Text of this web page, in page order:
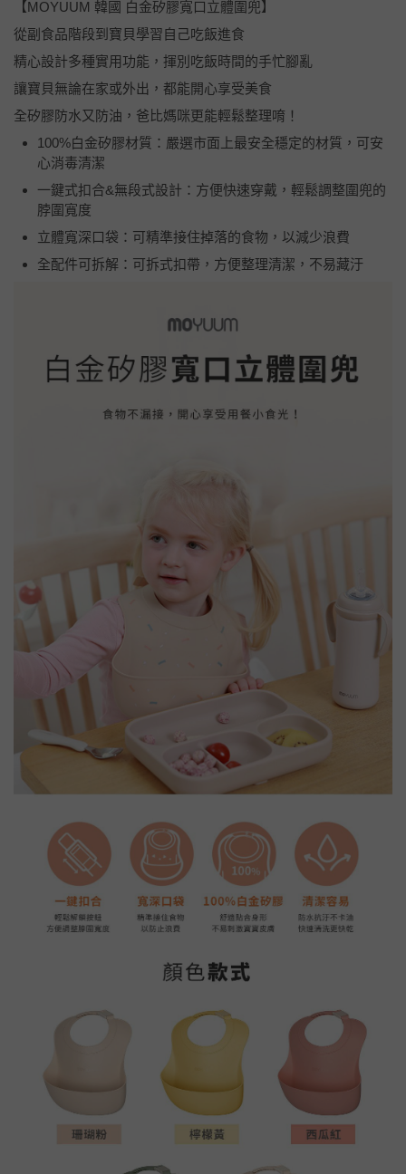
【MOYUUM 韓國 白金矽膠寬口立體圍兜】
從副食品階段到寶貝學習自己吃飯進食
精心設計多種實用功能，揮別吃飯時間的手忙腳亂
讓寶貝無論在家或外出，都能開心享受美食
全矽膠防水又防油，爸比媽咪更能輕鬆整理唷！
100%白金矽膠材質：嚴選市面上最安全穩定的材質，可安
心消毒清潔
一鍵式扣合&無段式設計：方便快速穿戴，輕鬆調整圍兜的
脖圍寬度
立體寬深口袋：可精準接住掉落的食物，以減少浪費
全配件可拆解：可拆式扣帶，方便整理清潔，不易藏汙